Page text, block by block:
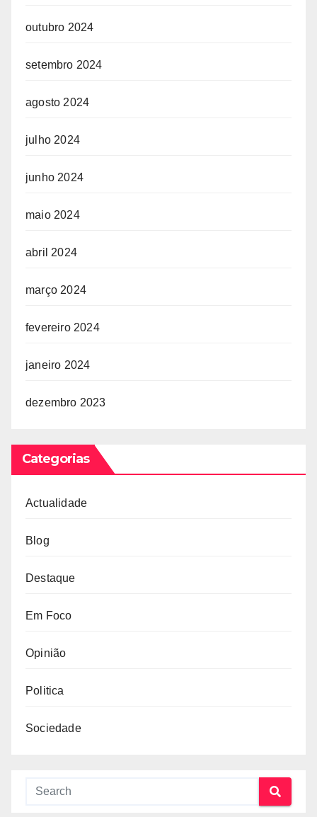
outubro 2024
setembro 2024
agosto 2024
julho 2024
junho 2024
maio 2024
abril 2024
março 2024
fevereiro 2024
janeiro 2024
dezembro 2023
Categorias
Actualidade
Blog
Destaque
Em Foco
Opinião
Politica
Sociedade